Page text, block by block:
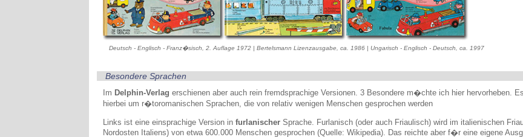
Deutsch - Englisch - Franz�sisch, 2. Auflage 1972 | Bertelsmann Lizenzausgabe, ca. 1986 | Ungarisch - Englisch - Deutsch, ca. 1997
Besondere Sprachen
Im Delphin-Verlag erschienen aber auch rein fremdsprachige Versionen. 3 Besondere m�chte ich hier hervorheben.
hierbei um r�toromanischen Sprachen, die von relativ wenigen Menschen gesprochen werden
Links ist eine einsprachige Version infurlanischer Sprache. Furlanisch (oder auch Friaulisch) wird im italienischen
Nordosten Italiens) von etwa 600.000 Menschen gesprochen (Quelle: Wikipedia). Das reichte aber f�r eine eigene